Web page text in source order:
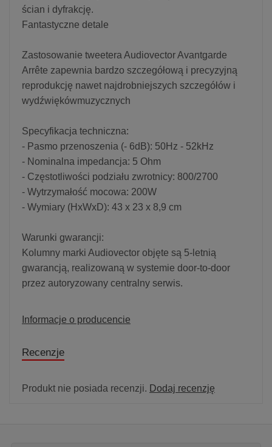
ścian i dyfrakcję.
Fantastyczne detale
Zastosowanie tweetera Audiovector Avantgarde
Arrête zapewnia bardzo szczegółową i precyzyjną
reprodukcję nawet najdrobniejszych szczegółów i
wydźwiękówmuzycznych
Specyfikacja techniczna:
- Pasmo przenoszenia (- 6dB): 50Hz - 52kHz
- Nominalna impedancja: 5 Ohm
- Częstotliwości podziału zwrotnicy: 800/2700
- Wytrzymałość mocowa: 200W
- Wymiary (HxWxD): 43 x 23 x 8,9 cm
Warunki gwarancji:
Kolumny marki Audiovector objęte są 5-letnią
gwarancją, realizowaną w systemie door-to-door
przez autoryzowany centralny serwis.
Informacje o producencie
Recenzje
Produkt nie posiada recenzji. Dodaj recenzję